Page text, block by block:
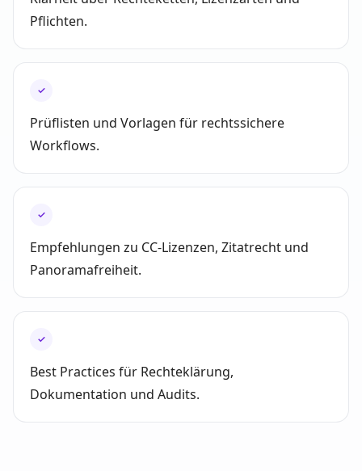
Pflichten.
✓
Prüflisten und Vorlagen für rechtssichere
Workflows.
✓
Empfehlungen zu CC-Lizenzen, Zitatrecht und
Panoramafreiheit.
✓
Best Practices für Rechteklärung,
Dokumentation und Audits.